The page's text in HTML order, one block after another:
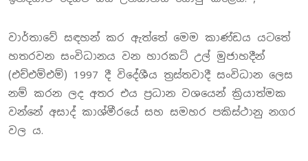
වාර්තාවේ සඳහන් කර ඇත්තේ මෙම කාණ්ඩය යටතේ
හතරවන සංවිධානය වන හාරකට් උල් මුජාහදීන්
(එච්එම්එම්) 1997 දී විදේශීය ත්‍රස්තවාදී සංවිධාන ලෙස
නම් කරන ලද අතර එය ප්‍රධාන වශයෙන් ක්‍රියාත්මක
වන්නේ අසාද් කාශ්මීරයේ සහ සමහර පකිස්ථානු නගර
වල ය.